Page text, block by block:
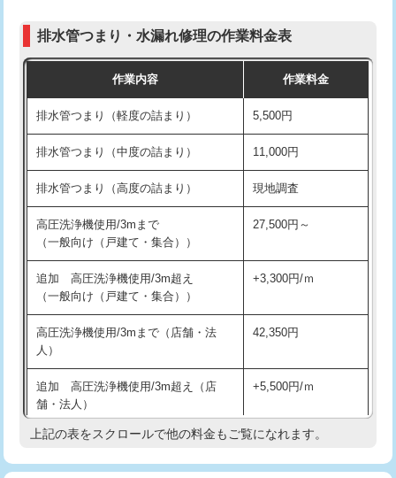
追加人工 16,500円
現場見積
※給水管工事は20mmまでの価格です。
交換・取付（その他部品） 11,000円+材料費
持込商品取付（単水栓） 13,200円
持込商品取付（混合水栓） 16,500円
持込商品取付（浄水器・分岐水栓） 16,500円
給水管工事※（ホール加工) 16,500円
給水管工事※（バンド止め) 3,300円
給水管工事※（支持金具設置)
給水管工事※（保温材使用（バンド止
め込み）)
5,500円
給水管工事※（土の掘削・埋め戻し作
業)
11,000円
給水管工事※（塩ビ管（VP・HI）使
用/3ｍまで)
33,000円
給水管工事※（塩ビ管（VP・HI）使
+8,800円
排水管つまり・水漏れ修理の作業料金表
作業内容 作業料金
排水管つまり（軽度の詰まり） 5,500円
排水管つまり（中度の詰まり） 11,000円
排水管つまり（高度の詰まり） 現地調査
高圧洗浄機使用/3mまで
（一般向け（戸建て・集合））
27,500円～
追加 高圧洗浄機使用/3m超え
（一般向け（戸建て・集合））
+3,300円/ｍ
高圧洗浄機使用/3mまで（店舗・法
人）
42,350円
追加 高圧洗浄機使用/3m超え（店
舗・法人）
+5,500円/ｍ
高度高圧洗浄換 現地調査
上記の表をスクロールで他の料金もご覧になれます。